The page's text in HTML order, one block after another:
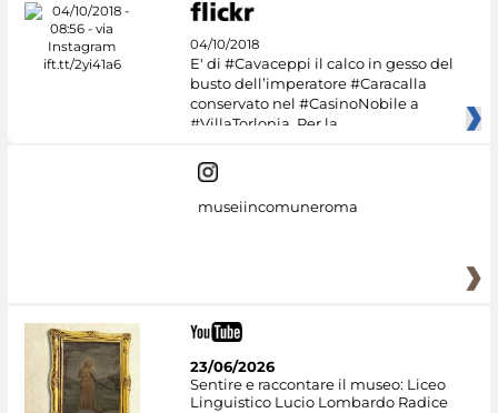
04/10/2018
E' di #Cavaceppi il calco in gesso del
busto dell’imperatore #Caracalla
conservato nel #CasinoNobile a
#VillaTorlonia. Per la
museiincomuneroma
23/06/2026
Sentire e raccontare il museo: Liceo
Linguistico Lucio Lombardo Radice